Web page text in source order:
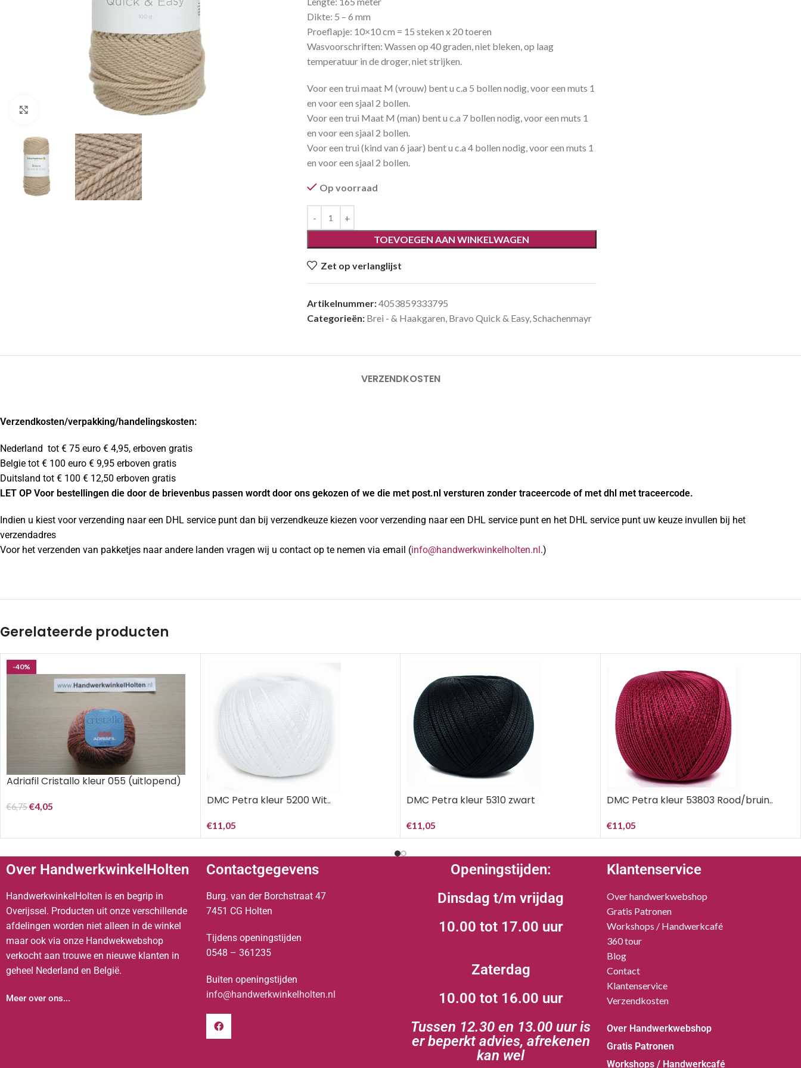
Klik om te vergroten
Dikte: 5 – 6 mm
Proeflapje: 10×10 cm = 15 steken x 20 toeren
Wasvoorschriften: Wassen op 40 graden, niet bleken, op laag
temperatuur in de droger, niet strijken.
Voor een trui maat M (vrouw) bent u c.a 5 bollen nodig, voor een muts 1
en voor een sjaal 2 bollen.
Voor een trui Maat M (man) bent u c.a 7 bollen nodig, voor een muts 1
en voor een sjaal 2 bollen.
Voor een trui (kind van 6 jaar) bent u c.a 4 bollen nodig, voor een muts 1
en voor een sjaal 2 bollen.
Op voorraad
TOEVOEGEN AAN WINKELWAGEN
Zet op verlanglijst
Artikelnummer:4053859333795
Categorieën: Brei - & Haakgaren, Bravo Quick & Easy,Schachenmayr
VERZENDKOSTEN
Verzendkosten/verpakking/handelingskosten:
Nederland tot € 75 euro € 4,95, erboven gratis
Belgie tot € 100 euro € 9,95 erboven gratis
Duitsland tot € 100 € 12,50 erboven gratis
LET OP Voor bestellingen die door de brievenbus passen wordt door ons gekozen of we die met post.nl versturen zonder traceercode of met dhl met traceercode.
Indien u kiest voor verzending naar een DHL service punt dan bij verzendkeuze kiezen voor verzending naar een DHL service punt en het DHL service punt uw keuze invullen bij het
verzendadres
Voor het verzenden van pakketjes naar andere landen vragen wij u contact op te nemen via email (info@handwerkwinkelholten.nl.)
Gerelateerde producten
-40%
Adriafil Cristallo kleur 055 (uitlopend)
€6,75€4,05 DMC Petra kleur 5200 Wit..
€11,05
DMC Petra kleur 5310 zwart
€11,05
DMC Petra kleur 53803 Rood/bruin..
€11,05
Over HandwerkwinkelHolten
HandwerkwinkelHolten is en begrip in
Overijssel. Producten uit onze verschillende
afdelingen worden niet alleen in de winkel
maar ook via onze Handwekwebshop
verkocht aan trouwe en nieuwe klanten in
geheel Nederland en België.
Meer over ons...
Contactgegevens
Burg. van der Borchstraat 47
7451 CG Holten
Tijdens openingstijden
0548 – 361235
Buiten openingstijden
info@handwerkwinkelholten.nl
Openingstijden:
Dinsdag t/m vrijdag
10.00 tot 17.00 uur
Zaterdag
10.00 tot 16.00 uur
Tussen 12.30 en 13.00 uur is
er beperkt advies, afrekenen
kan wel
Klantenservice
Over handwerkwebshop
Gratis Patronen
Workshops / Handwerkcafé
360 tour
Blog
Contact
Klantenservice
Verzendkosten
Over Handwerkwebshop
Gratis Patronen
Workshops / Handwerkcafé